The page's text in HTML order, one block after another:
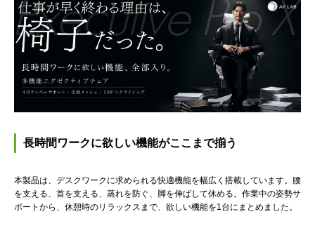
長時間ワークに欲しい機能がここまで揃う
本製品は、デスクワークに求められる快適機能を幅広く搭載しています。腰
を支える、首を支える、蒸れを防ぐ、脚を伸ばして休める。作業中の姿勢サ
ポートから、休憩時のリラックスまで、欲しい機能を1台にまとめました。